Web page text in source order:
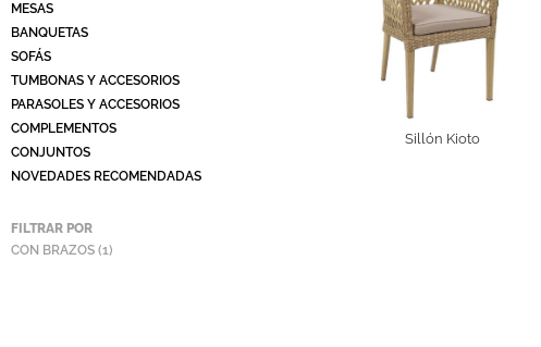
MESAS
BANQUETAS
SOFÁS
TUMBONAS Y ACCESORIOS
PARASOLES Y ACCESORIOS
COMPLEMENTOS
CONJUNTOS
NOVEDADES RECOMENDADAS
FILTRAR POR
CON BRAZOS (1)
Sillón Kioto